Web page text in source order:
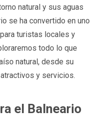
natural y sus aguas
se ha convertido en uno
turistas locales y
todo lo que
natural, desde su
y servicios.
el Balneario